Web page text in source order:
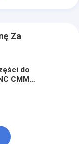
Za
do
CMM